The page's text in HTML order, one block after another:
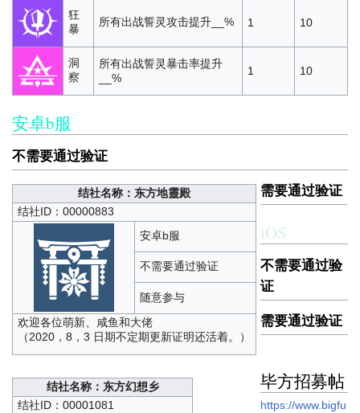
狂
暴
所有出战誓灵攻击提升__% 1 10
洞
察
所有出战誓灵暴击率提升
__%
1 10
安卓b服
不需要通过验证
结社名称：东方地靈殿
结社ID：00000883
安卓b服
不需要通过验证
随意参与
欢迎各位萌新、咸鱼和大佬
（2020，8，3 日期不定期更新证明还活着。）
结社名称：东方幻想乡
结社ID：00001081
需要通过验证
iOS
不需要通过验
证
需要通过验证
毕方招募帖
https://www.bigfu